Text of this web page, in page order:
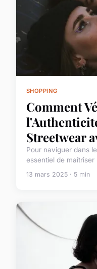
SHOPPING
Comment
Streetwear
Pour naviguer dans
essentiel de
13 mars 2025 · 5 min